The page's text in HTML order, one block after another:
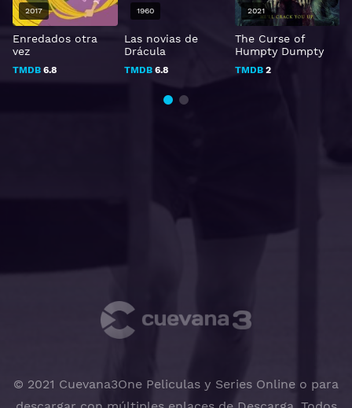
Enredados otra
vez
TMDB 6.8
2017
Las novias de
Drácula
TMDB6.8
1960
The Curse of
Humpty Dumpty
TMDB2
2021
© 2021 Cuevana3One Peliculas y Series Online o para